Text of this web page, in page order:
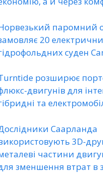
паромний
20
суден
розширює
двигунів для
та
Саарланда
3D-
частини
зменшення втрат в